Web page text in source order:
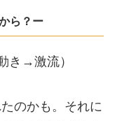
ら？ー
き→激流）
のかも。それに